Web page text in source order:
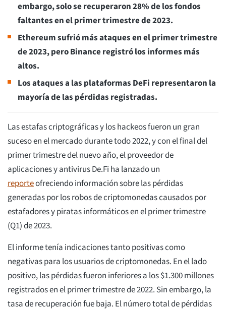
embargo, solo se recuperaron 28% de los fondos
faltantes en el primer trimestre de 2023.
Ethereum sufrió más ataques en el primer trimestre
de 2023, pero Binance registró los informes más
altos.
Los ataques a las plataformas DeFi representaron la
mayoría de las pérdidas registradas.
Las estafas criptográficas y los hackeos fueron un gran
suceso en el mercado durante todo 2022, y con el final del
primer trimestre del nuevo año, el proveedor de
aplicaciones y antivirus De.Fi ha lanzado un
reporteofreciendo información sobre las pérdidas
generadas por los robos de criptomonedas causados por
estafadores y piratas informáticos en el primer trimestre
(Q1) de 2023.
El informe tenía indicaciones tanto positivas como
negativas para los usuarios de criptomonedas. En el lado
positivo, las pérdidas fueron inferiores a los $1.300 millones
registrados en el primer trimestre de 2022. Sin embargo, la
tasa de recuperación fue baja. El número total de pérdidas